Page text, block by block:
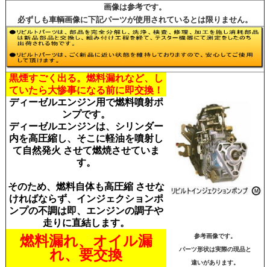
画像は参考です。
必ずしも車輌画像に下記パーツが使用されているとは限りません。
黒煙すごく出る。燃料漏れなど、し
ていたら大惨事になる前に即交換！
ディーゼルエンジン用で燃料噴射ポ
ンプです。
ディーゼルエンジンは、シリンダー
内を高圧縮し、そこに軽油を噴射し
て自然発火 させて燃焼させていま
す。
そのため、燃料自体も高圧縮 させな
ければならず、インジェクションポ
ンプの不調は即、エンジンの調子や
走りに直結します。
燃料漏れ、オイル漏
れ、要交換
参考画像です。
パーツ形状は実際の現品と
違いがあります。